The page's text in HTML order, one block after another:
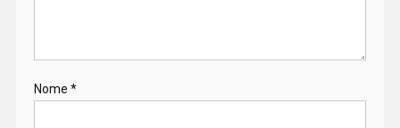
Nome *